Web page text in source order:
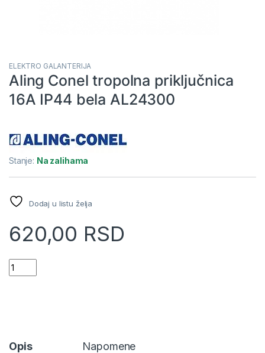
ELEKTRO GALANTERIJA
Aling Conel tropolna priključnica
16A IP44 bela AL24300
Stanje: Na zalihama
Dodaj u listu želja
620,00 RSD
Aling Conel tropolna priključnica 16A IP44 bela AL24300
Opis Napomene